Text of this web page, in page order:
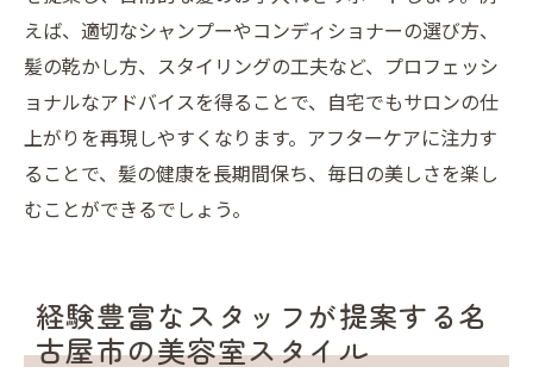
えば、適切なシャンプーやコンディショナーの選び方、
髪の乾かし方、スタイリングの工夫など、プロフェッシ
ョナルなアドバイスを得ることで、自宅でもサロンの仕
上がりを再現しやすくなります。アフターケアに注力す
ることで、髪の健康を長期間保ち、毎日の美しさを楽し
むことができるでしょう。
経験豊富なスタッフが提案する名
古屋市の美容室スタイル